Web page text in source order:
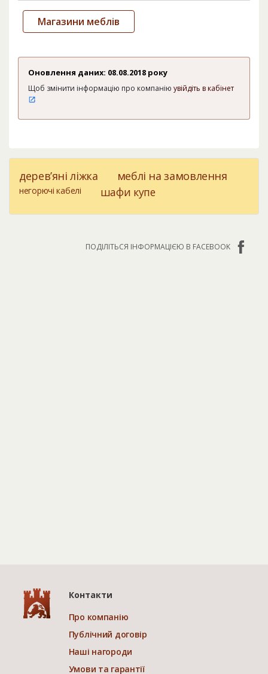
Магазини меблів
Оновлення даних: 08.08.2018 року
Щоб змінити інформацію про компанію увійдіть в кабінет
дерев’яні ліжка меблі на замовлення
негорючі кабелі шафи купе
ПОДІЛІТЬСЯ ІНФОРМАЦІЄЮ В FACEBOOK
Контакти
Про компанію
Публічний договір
Наші нагороди
Умови та гарантії